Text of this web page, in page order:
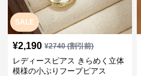
SALE
¥2,190 ¥2740(割引前)
レディースピアス きらめく立体
模様の小ぶりフープピアス